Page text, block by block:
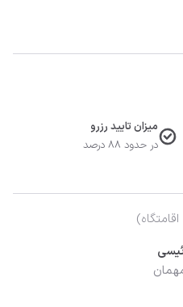
میزان تایید رزرو
در حدود 88 درصد
اقامتگاه)